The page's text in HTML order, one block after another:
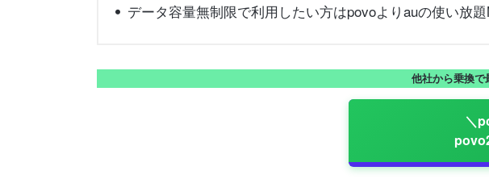
データ容量無制限で利用したい方はpovoよりauの使い放
他社から乗換で
＼